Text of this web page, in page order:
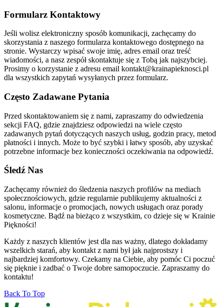
Formularz Kontaktowy
Jeśli wolisz elektroniczny sposób komunikacji, zachęcamy do
skorzystania z naszego formularza kontaktowego dostępnego na
stronie. Wystarczy wpisać swoje imię, adres email oraz treść
wiadomości, a nasz zespół skontaktuje się z Tobą jak najszybciej.
Prosimy o korzystanie z adresu email kontakt@krainapieknosci.pl
dla wszystkich zapytań wysyłanych przez formularz.
Często Zadawane Pytania
Przed skontaktowaniem się z nami, zapraszamy do odwiedzenia
sekcji FAQ, gdzie znajdziesz odpowiedzi na wiele często
zadawanych pytań dotyczących naszych usług, godzin pracy, metod
płatności i innych. Może to być szybki i łatwy sposób, aby uzyskać
potrzebne informacje bez konieczności oczekiwania na odpowiedź.
Śledź Nas
Zachęcamy również do śledzenia naszych profilów na mediach
społecznościowych, gdzie regularnie publikujemy aktualności z
salonu, informacje o promocjach, nowych usługach oraz porady
kosmetyczne. Bądź na bieżąco z wszystkim, co dzieje się w Krainie
Piękności!
Każdy z naszych klientów jest dla nas ważny, dlatego dokładamy
wszelkich starań, aby kontakt z nami był jak najprostszy i
najbardziej komfortowy. Czekamy na Ciebie, aby pomóc Ci poczuć
się pięknie i zadbać o Twoje dobre samopoczucie. Zapraszamy do
kontaktu!
Back To Top